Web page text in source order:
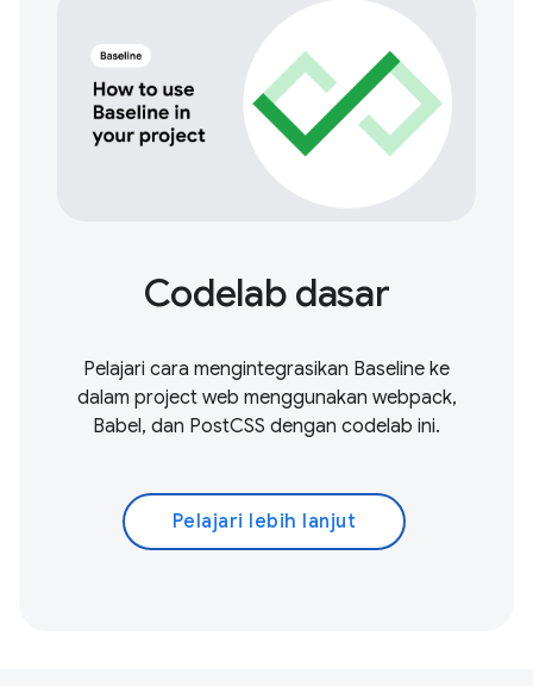
Codelab dasar
Pelajari cara mengintegrasikan Baseline ke
dalam project web menggunakan webpack,
Babel, dan PostCSS dengan codelab ini.
Pelajari lebih lanjut